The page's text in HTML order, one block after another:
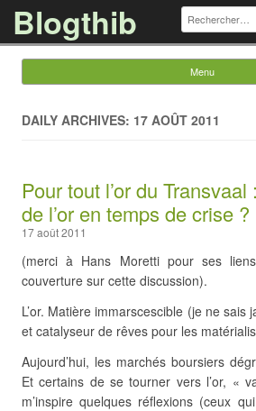
Blogthib Rechercher :
Menu
DAILY ARCHIVES: 17 AOÛT 2011
Pour tout l’or du
de l’or en temps de crise ?
17 août 2011
(merci à Hans Moretti pour ses
couverture sur cette discussion).
L’or. Matière immarscescible (je ne sais
et catalyseur de rêves pour les
Aujourd’hui, les marchés boursiers
Et certains de se tourner vers l’or, «
m’inspire quelques réflexions (ceux